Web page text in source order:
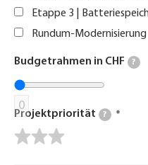
Etappe 3 |
Rundum-Modernisierung
Budgetrahmen in CHF ?
0
Projektpriorität ?